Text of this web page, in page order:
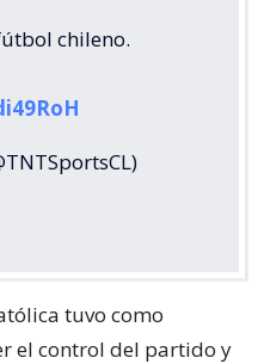
chileno.
tuvo como
el control del partido y